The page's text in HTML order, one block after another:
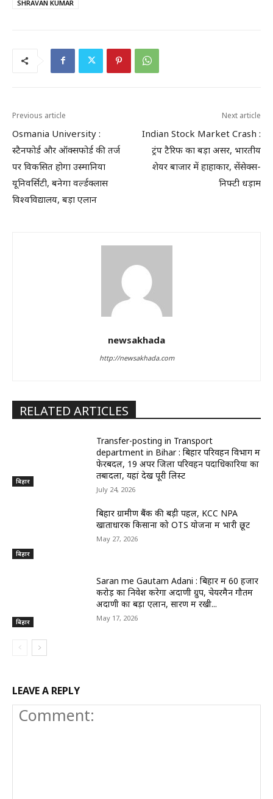
SHRAVAN KUMAR
Previous article
Osmania University :
स्टैनफोर्ड और ऑक्सफोर्ड की तर्ज
पर विकसित होगा उस्मानिया
यूनिवर्सिटी, बनेगा वर्ल्डक्लास
विश्वविद्यालय, बड़ा एलान
Next article
Indian Stock Market Crash :
ट्रंप टैरिफ का बड़ा असर, भारतीय
शेयर बाजार में हाहाकार, सेंसेक्स-
निफ्टी धड़ाम
newsakhada
http://newsakhada.com
RELATED ARTICLES
बिहार
Transfer-posting in Transport
department in Bihar : बिहार परिवहन विभाग में
फेरबदल, 19 अपर जिला परिवहन पदाधिकारियों का
तबादला, यहां देखें पूरी लिस्ट
July 24, 2026
बिहार
बिहार ग्रामीण बैंक की बड़ी पहल, KCC NPA
खाताधारक किसानों को OTS योजना में भारी छूट
May 27, 2026
बिहार
Saran me Gautam Adani : बिहार में 60 हजार
करोड़ का निवेश करेगा अदाणी ग्रुप, चेयरमैन गौतम
अदाणी का बड़ा एलान, सारण में रखी...
May 17, 2026
LEAVE A REPLY